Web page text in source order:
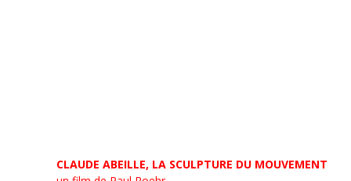
CLAUDE ABEILLE, LA SCULPTURE DU MOUVEMENT